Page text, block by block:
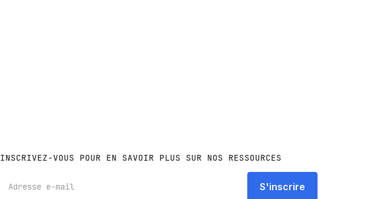
INSCRIVEZ-VOUS POUR EN SAVOIR PLUS SUR NOS RESSOURCES